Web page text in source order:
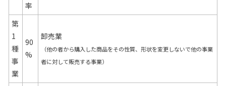
率
第
1
種
事
業
90
%
卸売業
（他の者から購入した商品をその性質、形状を変更しないで他の事業
者に対して販売する事業）